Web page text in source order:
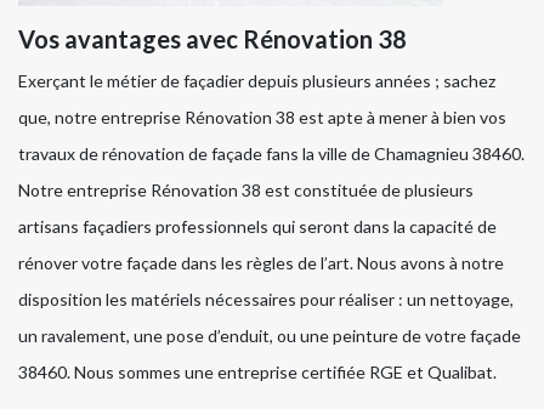
Vos avantages avec Rénovation 38
Exerçant le métier de façadier depuis plusieurs années ; sachez
que, notre entreprise Rénovation 38 est apte à mener à bien vos
travaux de rénovation de façade fans la ville de Chamagnieu 38460.
Notre entreprise Rénovation 38 est constituée de plusieurs
artisans façadiers professionnels qui seront dans la capacité de
rénover votre façade dans les règles de l’art. Nous avons à notre
disposition les matériels nécessaires pour réaliser : un nettoyage,
un ravalement, une pose d’enduit, ou une peinture de votre façade
38460. Nous sommes une entreprise certifiée RGE et Qualibat.